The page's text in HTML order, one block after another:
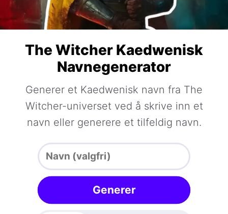
The Witcher Kaedwenisk
Navnegenerator
Generer et Kaedwenisk navn fra The
Witcher-universet ved å skrive inn et
navn eller generere et tilfeldig navn.
Generer